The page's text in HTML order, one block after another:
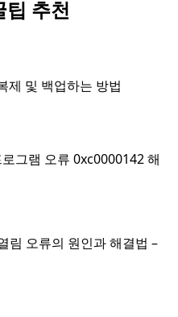
팁 추천
제 및 백업하는 방법
그램 오류 0xc0000142 해
림 오류의 원인과 해결법 –